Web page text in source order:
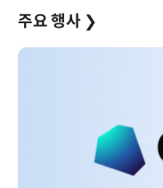
주요 행사 ❯